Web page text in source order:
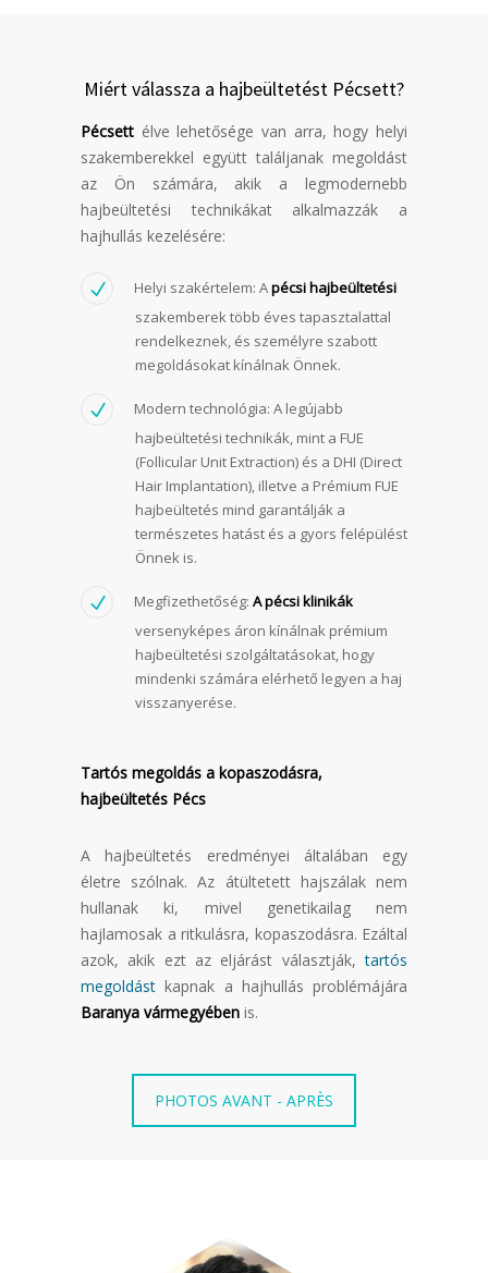
Miért válassza a hajbeültetést Pécsett?
Pécsett élve lehetősége van arra, hogy helyi
szakemberekkel együtt találjanak megoldást
az Ön számára, akik a legmodernebb
hajbeültetési technikákat alkalmazzák a
hajhullás kezelésére:
Helyi szakértelem: Apécsi hajbeültetési
szakemberek több éves tapasztalattal
rendelkeznek, és személyre szabott
megoldásokat kínálnak Önnek.
Modern technológia: A legújabb
hajbeültetési technikák, mint a FUE
(Follicular Unit Extraction) és a DHI (Direct
Hair Implantation), illetve a Prémium FUE
hajbeültetés mind garantálják a
természetes hatást és a gyors felépülést
Önnek is.
Megfizethetőség: A pécsi klinikák
versenyképes áron kínálnak prémium
hajbeültetési szolgáltatásokat, hogy
mindenki számára elérhető legyen a haj
visszanyerése.
Tartós megoldás a kopaszodásra,
hajbeültetés Pécs
A hajbeültetés eredményei általában egy
életre szólnak. Az átültetett hajszálak nem
hullanak ki, mivel genetikailag nem
hajlamosak a ritkulásra, kopaszodásra. Ezáltal
azok, akik ezt az eljárást választják,tartós
megoldást kapnak a hajhullás problémájára
Baranya vármegyében is.
PHOTOS AVANT - APRÈS